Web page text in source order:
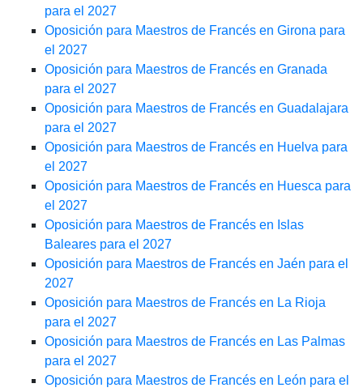
para el 2027
Oposición para Maestros de Francés en Girona para
el 2027
Oposición para Maestros de Francés en Granada
para el 2027
Oposición para Maestros de Francés en Guadalajara
para el 2027
Oposición para Maestros de Francés en Huelva para
el 2027
Oposición para Maestros de Francés en Huesca para
el 2027
Oposición para Maestros de Francés en Islas
Baleares para el 2027
Oposición para Maestros de Francés en Jaén para el
2027
Oposición para Maestros de Francés en La Rioja
para el 2027
Oposición para Maestros de Francés en Las Palmas
para el 2027
Oposición para Maestros de Francés en León para el